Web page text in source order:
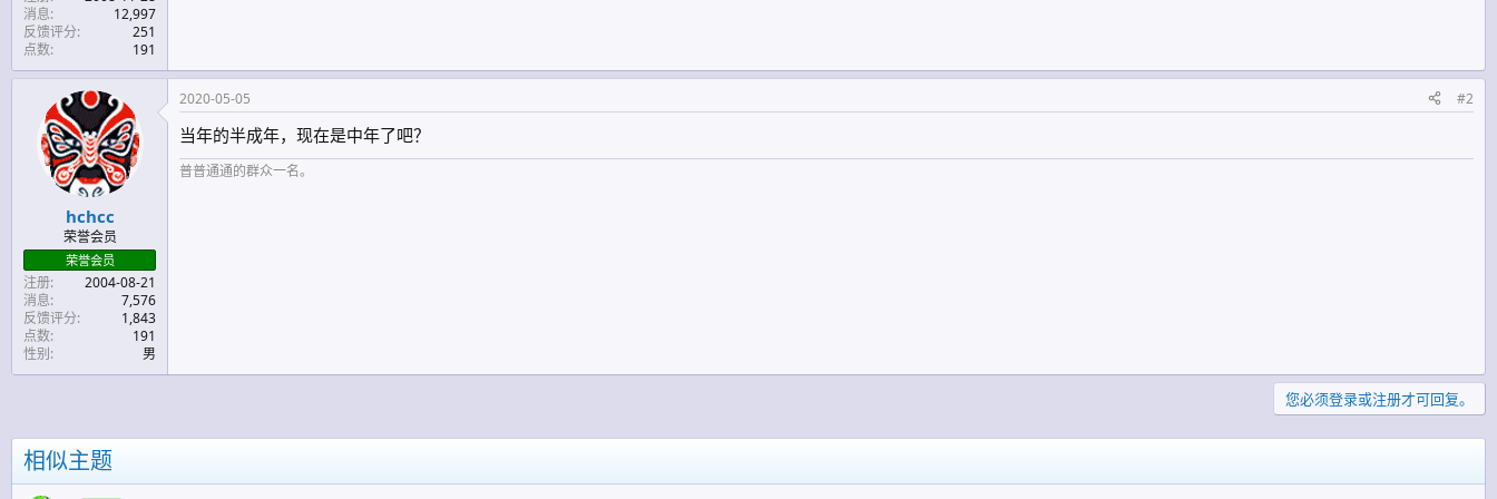
消息
12,997
反馈评分
251
点数
191
hchcc
荣誉会员
荣誉会员
注册
2004-08-21
消息
7,576
反馈评分
1,843
点数
191
性别
男
2020-05-05 #2
当年的半成年，现在是中年了吧？
普普通通的群众一名。
您必须登录或注册才可回复。
相似主题